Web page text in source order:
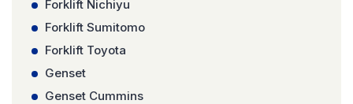
Forklift Nichiyu
Forklift Sumitomo
Forklift Toyota
Genset
Genset Cummins